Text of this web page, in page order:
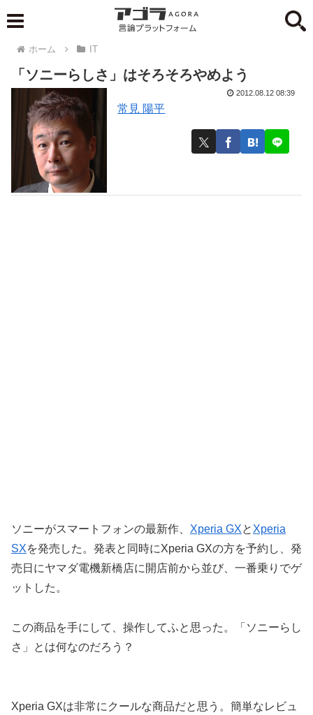
ホーム IT
「ソニーらしさ」はそろそろやめよう
常見 陽平
2012.08.12 08:39
ソニーがスマートフォンの最新作、 Xperia GXと Xperia
SXを発売した。発表と同時にXperia GXの方を予約し、発
売日にヤマダ電機新橋店に開店前から並び、一番乗りでゲ
ットした。
この商品を手にして、操作してふと思った。「ソニーらし
さ」とは何なのだろう？
Xperia GXは非常にクールな商品だと思う。簡単なレビュ